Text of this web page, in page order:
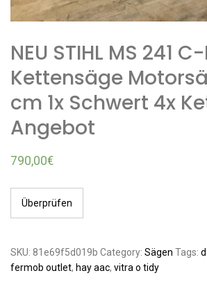
NEU STIHL MS 241
Kettensäge
cm 1x Schwert 4x
Angebot
790,00€
Überprüfen
SKU: 81e69f5d019b Category: Sägen Tags:
fermob outlet, hay aac, vitra o tidy